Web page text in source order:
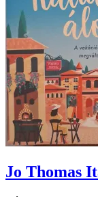
Jo Thomas